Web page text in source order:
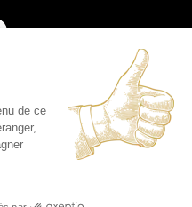
- Tous droits réservés
de ce